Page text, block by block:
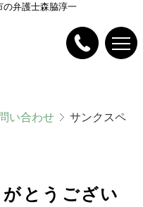
弁護士森脇淳一
い合わせ
サンクスペ
とうござい